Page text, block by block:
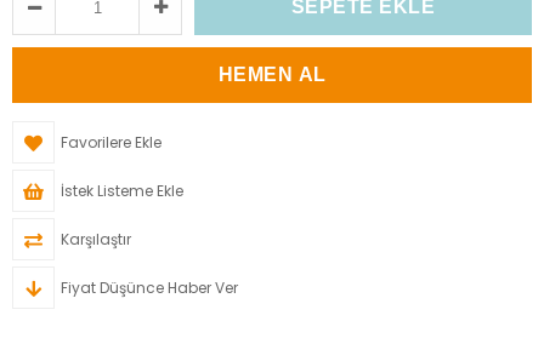
Favorilere Ekle
İstek Listeme Ekle
Karşılaştır
Fiyat Düşünce Haber Ver